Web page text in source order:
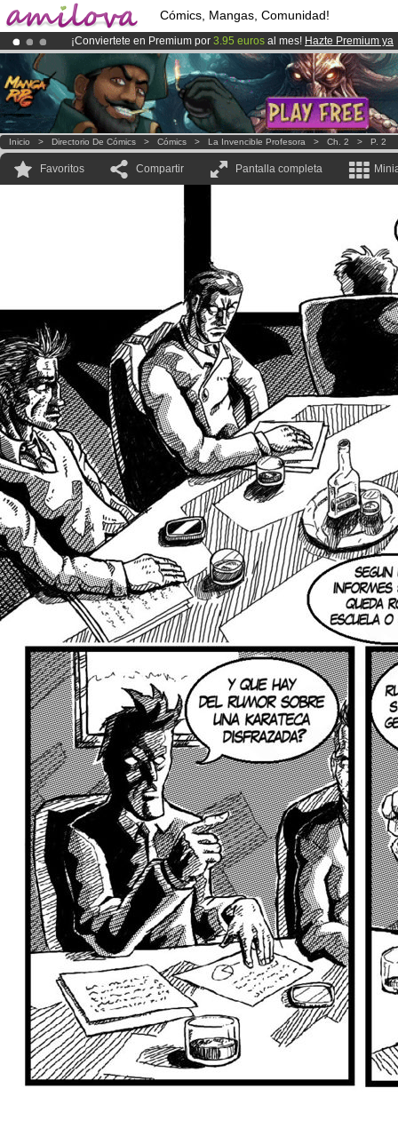
Cómics, Mangas, Comunidad!
¡Conviertete en Premium por 3.95 euros al mes! Hazte Premium ya
¡El Kickstarter Amilova está desormado lanzado!.
¡Ya tenemos 100000miembrosy 1000 Cómics y Mangas!.
Inicio > Directorio De Cómics > Cómics > La Invencible Profesora > Ch. 2 > P. 2
Favoritos Compartir Pantalla completa